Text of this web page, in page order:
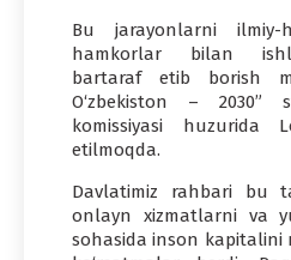
Bu jarayonlarni ilmiy-
hamkorlar bilan
bartaraf etib borish
O‘zbekiston – 2030”
komissiyasi huzurida
etilmoqda.
Davlatimiz rahbari bu
onlayn xizmatlarni va
sohasida inson kapitalini